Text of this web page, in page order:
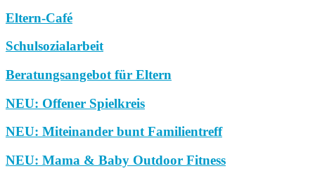
Eltern-Café
Schulsozialarbeit
Beratungsangebot für Eltern
NEU: Offener Spielkreis
NEU: Miteinander bunt Familientreff
NEU: Mama & Baby Outdoor Fitness